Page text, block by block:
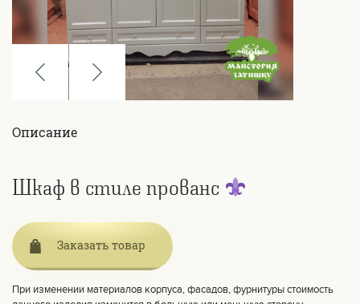
Описание
Шкаф в стиле прованс
Заказать товар
При изменении материалов корпуса, фасадов, фурнитуры стоимость